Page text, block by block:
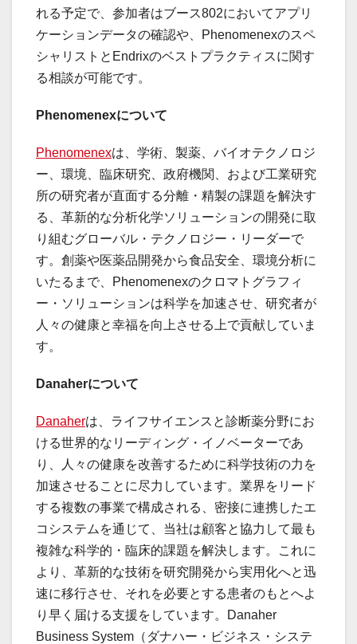
れる予定で、参加者はブース802においてアプリ
ケーションデータの確認や、Phenomenexのスペ
シャリストとEndrixのベストプラクティスに関す
る相談が可能です。
Phenomenexについて
Phenomenexは、学術、製薬、バイオテクノロジ
ー、環境、臨床研究、政府機関、および工業研究
所の研究者が直面する分離・精製の課題を解決す
る、革新的な分析化学ソリューションの開発に取
り組むグローバル・テクノロジー・リーダーで
す。創薬や医薬品開発から食品安全、環境分析に
いたるまで、Phenomenexのクロマトグラフィ
ー・ソリューションは科学を加速させ、研究者が
人々の健康と幸福を向上させる上で貢献していま
す。
Danaherについて
Danaherは、ライフサイエンスと診断薬分野にお
ける世界的なリーディング・イノベーターであ
り、人々の健康を改善するために科学技術の力を
加速させることに尽力しています。業界をリード
する複数の事業で構成される、密接に連携したエ
コシステムを通じて、当社は顧客と協力して最も
複雑な科学的・臨床的課題を解決します。これに
より、革新的な技術を研究開発から実用化へと迅
速に移行させ、それを必要とする患者のもとへよ
り早く届ける支援をしています。Danaher
Business System（ダナハー・ビジネス・システ